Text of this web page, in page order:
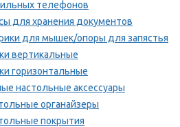
телефонов
для хранения документов
для мышек/опоры для запястья
вертикальные
горизонтальные
настольные аксессуары
органайзеры
покрытия